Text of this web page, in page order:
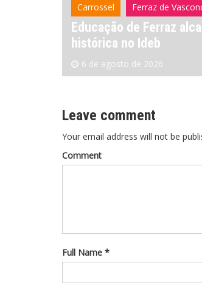
Carrossel Ferraz de
Educação de Ferraz
histórica no Ideb
6 de agosto de 2026
Leave comment
Your email address will not be
Comment
Full Name *